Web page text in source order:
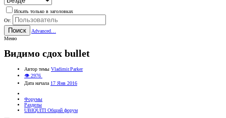
Искать только в заголовках
От:
Поиск
Advanced…
Меню
Видимо сдох bullet
Автор темы Vladimir.Parker
👁 2976
Дата начала 17 Янв 2016
Форумы
Разделы
UBIQUITI Общий форум